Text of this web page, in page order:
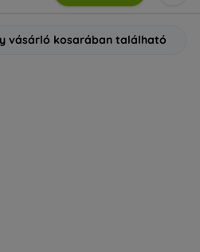
vásárló kosarában található